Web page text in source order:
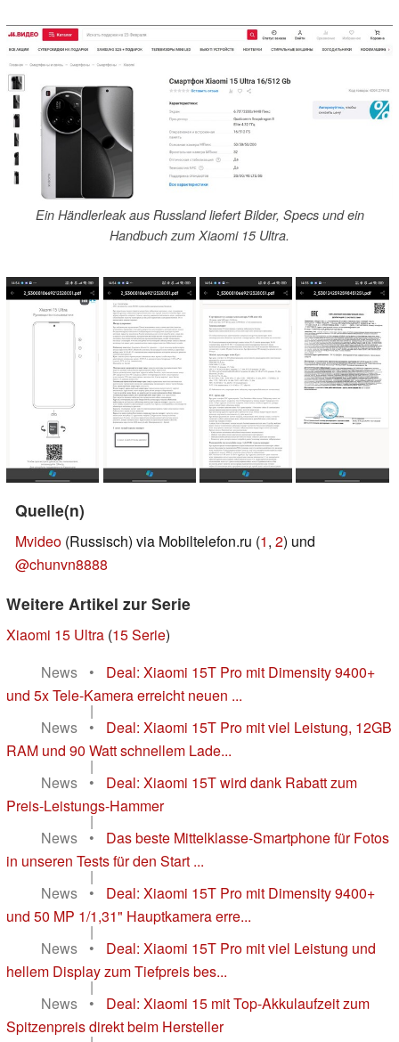
Ein Händlerleak aus Russland liefert Bilder, Specs und ein
Handbuch zum Xiaomi 15 Ultra.
Quelle(n)
Mvideo (Russisch) via Mobiltelefon.ru (1, 2) und
@chunvn8888
Weitere Artikel zur Serie
Xiaomi 15 Ultra (15 Serie)
News
•
Deal: Xiaomi 15T Pro mit Dimensity 9400+
und 5x Tele-Kamera erreicht neuen ...
|
News
•
Deal: Xiaomi 15T Pro mit viel Leistung, 12GB
RAM und 90 Watt schnellem Lade...
|
News
•
Deal: Xiaomi 15T wird dank Rabatt zum
Preis-Leistungs-Hammer
|
News
•
Das beste Mittelklasse-Smartphone für Fotos
in unseren Tests für den Start ...
|
News
•
Deal: Xiaomi 15T Pro mit Dimensity 9400+
und 50 MP 1/1,31" Hauptkamera erre...
|
News
•
Deal: Xiaomi 15T Pro mit viel Leistung und
hellem Display zum Tiefpreis bes...
|
News
•
Deal: Xiaomi 15 mit Top-Akkulaufzeit zum
Spitzenpreis direkt beim Hersteller